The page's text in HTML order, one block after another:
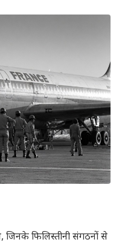
जिनके फिलिस्तीनी संगठनों से